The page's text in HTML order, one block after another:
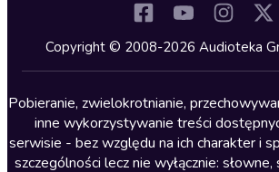
Kryminały
Lektury szkolne
Literatura anglojęzyczna
Literatura faktu
Literatura obyczajowa
Copyright © 2008-2026 Audioteka
Pobieranie, zwielokrotnianie,
inne wykorzystywanie treści
serwisie - bez względu na ich charakter i
szczególności lecz nie wyłącznie: